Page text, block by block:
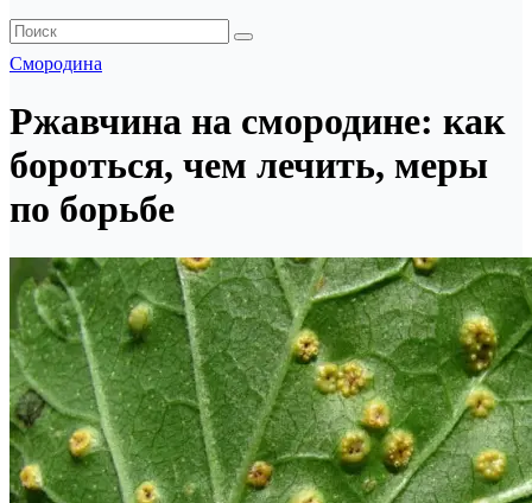
Смородина
Ржавчина на смородине: как
бороться, чем лечить, меры
по борьбе